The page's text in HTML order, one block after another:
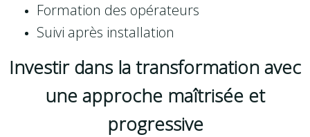
Formation des opérateurs
Suivi après installation
Investir dans la transformation avec
une approche maîtrisée et
progressive